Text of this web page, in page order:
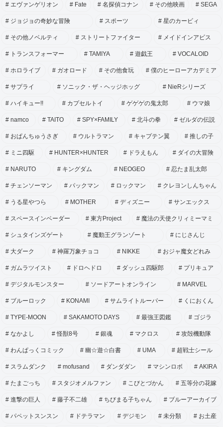
エヴァンゲリオン Fate 名探偵コナン その他映画 SEGA
ジョジョの奇妙な冒険 スポーツ 星のカービィ
その他ノベルティ ストリートファイター メイドインアビス
トランスフォーマー TAMIYA 遊戯王 VOCALOID
ホロライブ ガオロード その他食玩 僕のヒーローアカデミア
サプライ ソニック・ザ・ヘッジホッグ NieRシリーズ
ハイキュー!! カプセルトイ ゲゲゲの鬼太郎 ウマ娘
namco TAITO SPY×FAMILY 北斗の拳 ゼルダの伝説
おぱんちゅうさぎ ウルトラマン キャプテン翼 推しの子
ミニ四駆 HUNTER×HUNTER ドラえもん ダイの大冒険
NARUTO キングダム NEOGEO 忍たま乱太郎
チェンソーマン パックマン ロックマン クレヨンしんちゃん
うる星やつら MOTHER ディズニー サンエックス
スペースインベーダー 東方Project 魔法の天使クリィミーマミ
シュタインズゲート 魔動王グランゾート にじさんじ
大ダーク 神羅万象チョコ NIKKE おジャ魔女どれみ
ガムラツイスト ドロヘドロ ダッシュ四駆郎 プリキュア
デジタルモンスター ソードアートオンライン MARVEL
ブルーロック KONAMI サムライトルーパー くにおくん
TYPE-MOON SAKAMOTO DAYS 最強王図鑑 ゴジラ
なかよし 怪獣8号 銀魂 マクロス 攻殻機動隊
わんぱっくコミック 幽☆遊☆白書 UMA 超戦士シール
スラムダンク mofusand ダンダダン マシンロボ AKIRA
たまごっち スタジオメルファン こびとづかん 五等分の花嫁
進撃の巨人 藤子不二雄 ちびまる子ちゃん ブルーアーカイブ
パペットスンスン ドテラマン デジモン 未分類 お土産